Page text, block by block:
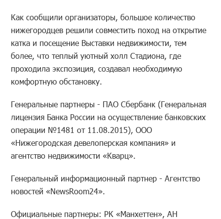
Как сообщили организаторы, большое количество
нижегородцев решили совместить поход на открытие
катка и посещение Выставки недвижимости, тем
более, что теплый уютный холл Стадиона, где
проходила экспозиция, создавал необходимую
комфортную обстановку.
Генеральные партнеры - ПАО Сбербанк (Генеральная
лицензия Банка России на осуществление банковских
операции №1481 от 11.08.2015), ООО
«Нижегородская девелоперская компания» и
агентство недвижимости «Кварц».
Генеральный информационный партнер - Агентство
новостей «NewsRoom24».
Официальные партнеры: РК «Манхеттен», АН